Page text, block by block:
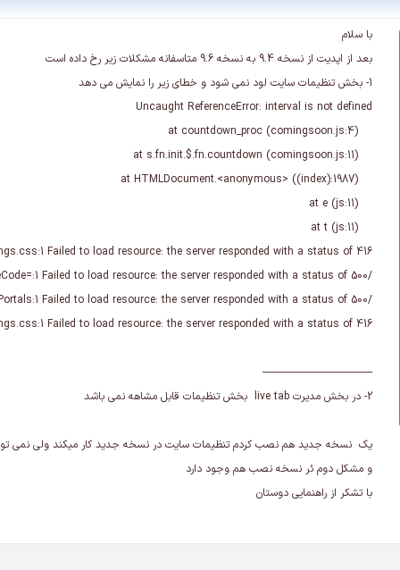
با سلام
بعد از اپدیت از نسخه 9.4 به نسخه 9.6 متاسفانه مشکلات زیر رخ داده است
1- بخش تنظیمات سایت لود نمی شود و خطای زیر را نمایش می دهد
Uncaught ReferenceError: interval is not defined
Failed to load resource: the server responded with a status of 416 ()
/API/PersonaBar/SiteSettings/GetPortalSettings?portalId=undefined&cultureCode=:1 Failed to load resource: the server responded with a status of 500 ()
/API/PersonaBar/SiteSettings/GetPortals:1 Failed to load resource: the server responded with a status of 500 ()
Failed to load resource: the server responded with a status of 416 ()
-----------------------------------------
2- در بخش مدیرت live tab بخش تنظیمات قابل مشاهه نمی باشد
یک نسخه جدید هم نصب کردم تنظیمات سایت در نسخه جدید کار میکند ولی نمی
و مشکل دوم ئر نسخه نصب هم وجود دارد
با تشکر از راهنمایی دوستان